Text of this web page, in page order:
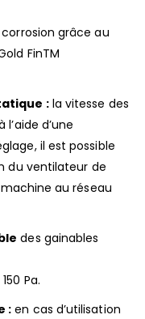
grâce au
FinTM
:la vitesse des
d’une
il est possible
du ventilateur de
au réseau
des gainables
Pa.
: en cas d’utilisation